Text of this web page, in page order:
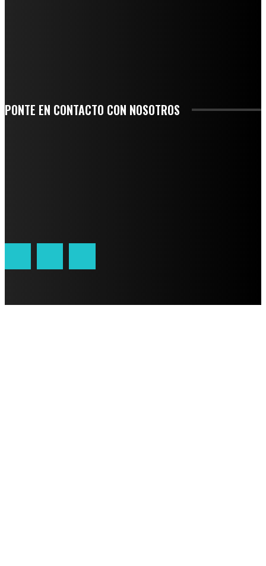
PONTE EN CONTACTO CON NOSOTROS